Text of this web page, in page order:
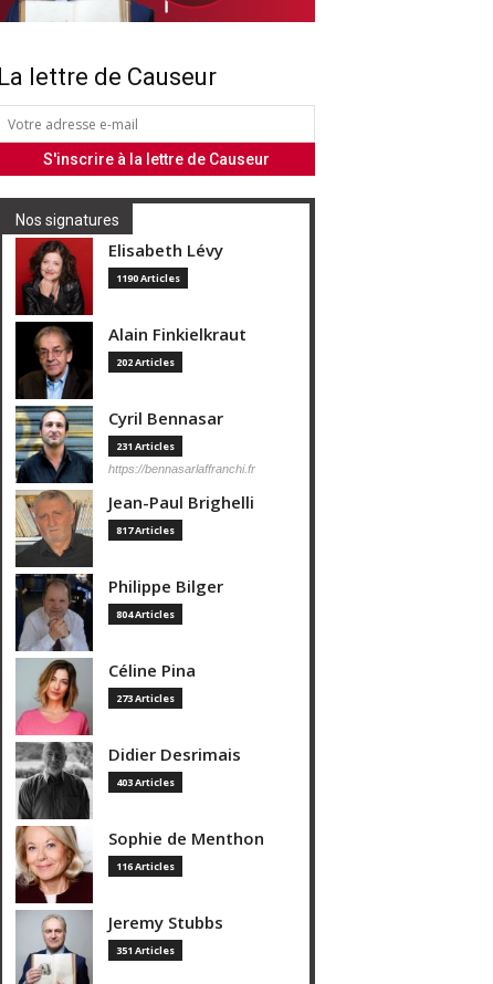
La lettre de Causeur
Nos signatures
Elisabeth Lévy
1190 Articles
Alain Finkielkraut
202 Articles
Cyril Bennasar
231 Articles
https://bennasarlaffranchi.fr
Jean-Paul Brighelli
817 Articles
Philippe Bilger
804 Articles
Céline Pina
273 Articles
Didier Desrimais
403 Articles
Sophie de Menthon
116 Articles
Jeremy Stubbs
351 Articles